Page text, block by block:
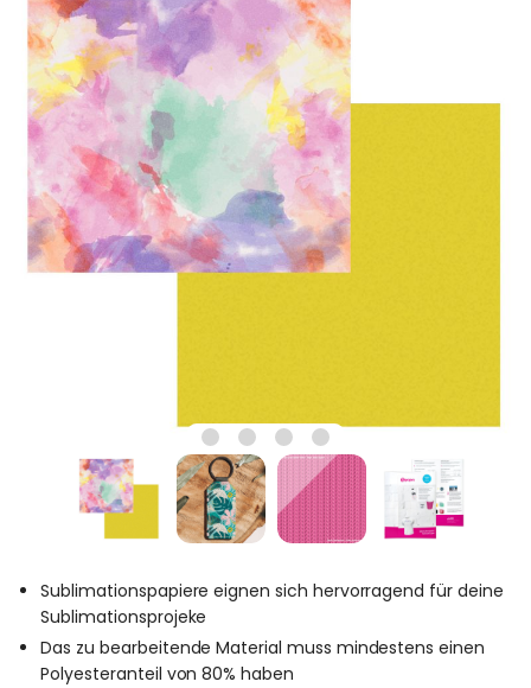
Sublimationspapiere eignen sich hervorragend für deine
Sublimationsprojeke
Das zu bearbeitende Material muss mindestens einen
Polyesteranteil von 80% haben